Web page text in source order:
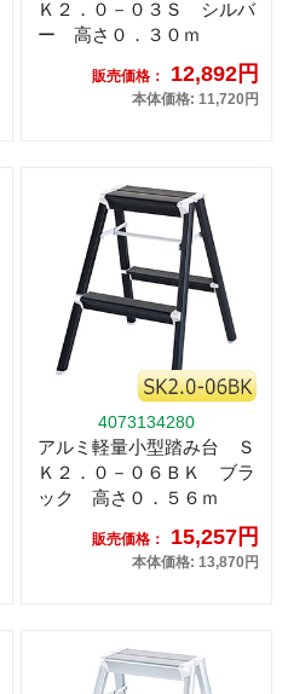
Ｋ２．０－０３Ｓ シルバ
ー 高さ０．３０ｍ
販売価格： 12,892円
本体価格: 11,720円
4073134280
アルミ軽量小型踏み台 Ｓ
Ｋ２．０－０６ＢＫ ブラ
ック 高さ０．５６ｍ
販売価格： 15,257円
本体価格: 13,870円